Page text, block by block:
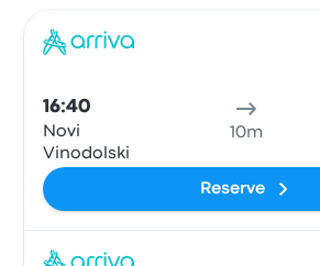
16:40
Novi
Vinodolski
10m
Reserve